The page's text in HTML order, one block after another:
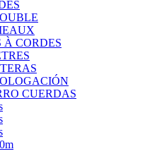
À CORDES
CUERDAS